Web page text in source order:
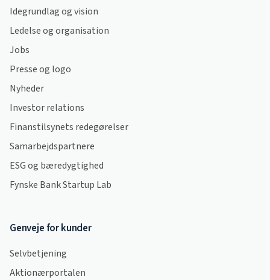
Idegrundlag og vision
Ledelse og organisation
Jobs
Presse og logo
Nyheder
Investor relations
Finanstilsynets redegørelser
Samarbejdspartnere
ESG og bæredygtighed
Fynske Bank Startup Lab
Genveje for kunder
Selvbetjening
Aktionærportalen